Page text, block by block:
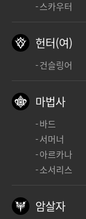
댓글3
쓰
기
/ 200
산에들에
스카우터
헌터(여)
건슬링어
마법사
바드
서머너
아르카나
소서리스
암살자